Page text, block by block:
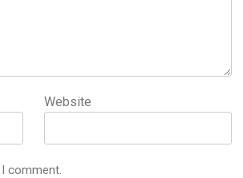
Website
comment.